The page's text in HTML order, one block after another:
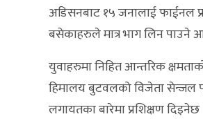
अडिसनबाट १५ जनालाई फाईनल
बसेकाहरुले मात्र भाग लिन
युवाहरुमा निहित आन्तरिक
हिमालय बुटवलको विजेता सेन्जल
लगायतका बारेमा प्रशिक्षण दिइनेछ